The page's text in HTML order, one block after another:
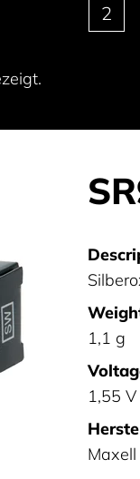
2
1,1 g
1,55 V
Maxell